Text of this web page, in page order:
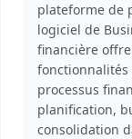
plateforme de
logiciel de
financière
fonctionnalités
processus
planification,
consolidation